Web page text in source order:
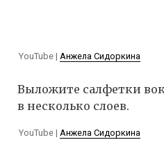
YouTube | Анжела Сидоркина
Выложите салфетки
в несколько слоев.
YouTube | Анжела Сидоркина